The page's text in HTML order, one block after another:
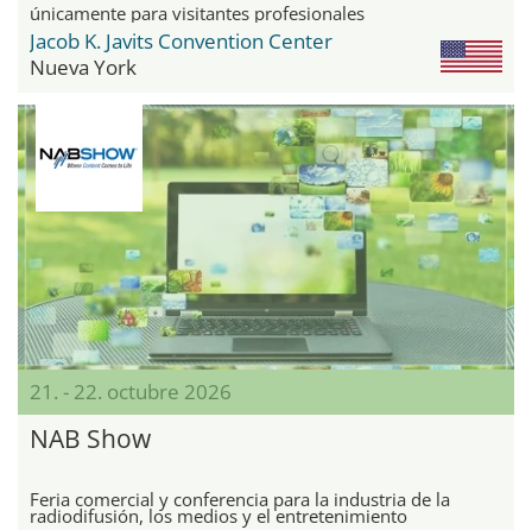
únicamente para visitantes profesionales
Jacob K. Javits Convention Center
Nueva York
21. - 22. octubre 2026
NAB Show
Feria comercial y conferencia para la industria de la
radiodifusión, los medios y el entretenimiento